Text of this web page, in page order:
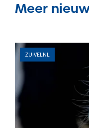
Meer
ZUIVELNL